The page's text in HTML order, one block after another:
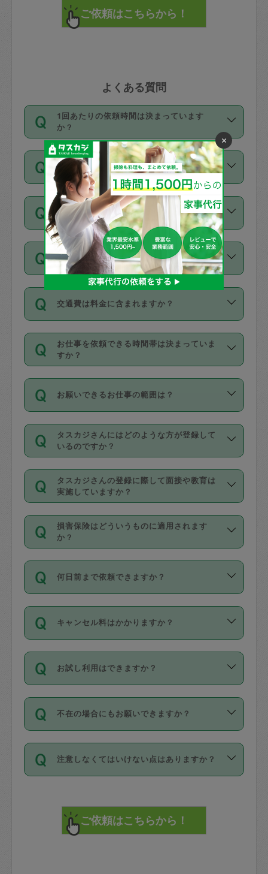
よくある質問
1回あたりの依頼時間は決まっています
か？
依頼1回につき3時間固定です。3時間を
超えて依頼したい場合は、延長機能をご
利用ください。機能をご利用いただくに
は、タスカジさんに事前に相談し、合意
の上事前申請することが必要です。な
お、3時間を下回っても、値引き等はござ
いません。
価格はどうやって決まっていますか？
11種類の価格帯の中からタスカジさん自
身が価格を選んで設定しています。
タスカジさんの価格設定には最初は制限
があり、レビュー件数、レビューの平均
値、などで除々に設定可能な最高額が上
がっていく仕組みになっています。
支払い方法を教えてください
お支払方法はクレジットカード（Visa／
Master／JCB／AMERICAN EXPRESS／
Diners Club）のみとなります。
カード情報のご登録は、依頼リクエスト
を行う際にご入力ください。プロフィー
ル登録時にはご入力いただかなくても大
丈夫です。
デビットカード・プリペイドカード（Vプ
リカ、au WALLETなど）は支払にはご利
銀行振込や現金払いも対応していませ
なお、タスカジさんの交通費も、依頼料
金のご請求と合わせてお支払いとなりま
動計算で表示されます。
同じタスカジさんに定期的にお願いする場
合はお得になる？
依頼には「スポット」と「定期（毎週｜
隔週）」があり、「定期」の依頼は「ス
ポット」よりお得な料金でご利用できま
す。
定期の最低利用回数は設けていない代わ
りに、一定数を超えたキャンセルは有償
（例：毎週定期の場合は３回以上のキャ
ンセルが有償（1200円、隔週定期の場合
は２回以上のキャンセルが有償（1200
交通費は料金に含まれますか？
交通費は依頼料金とは別途発生し、依頼
料金のご請求と合わせてお支払いとなり
ます。交通費の金額は「依頼の詳細」に
お仕事を依頼できる時間帯は決まっていま
すか？
時間帯は3種類あります。いずれも１回あ
たり３時間です。
・ＡＭ ９時～１２時
・ＰＭ １３時～１６時
・夜 １８時～２１時
開始時間を２時間前後変更することが可
能です。依頼送信後、個別にタスカジさ
んにメッセージを送り調整してくださ
い。ただし、２時間を越えての調整はで
時間も被らない場合、損害保険の対象外
お願いできるお仕事の範囲は？
掃除、整理収納、洗濯、買い物、料理、
作り置きです。タスカジさんによってで
きる仕事の範囲が異なりますので、依頼
する前にタスカジさんのプロフィールで
確認してください。
基本的に、高所での作業や危険作業、屋
外での作業は対象外です。
タスカジさんにはどのような方が登録して
いるのですか？
主婦として長年の家事経験をお持ちの
方、栄養士・調理師といった資格者で保
育園や学校の給食やレストランで料理関
係の専門職に従事されていた方、日本で
すでにハウスキーパーや英語の先生とし
てお仕事をしているフィリピン出身の
社員など様々なバックグラウンドの方が
登録しています。
日本語も話せる方など様々です。
ールに記載していますので、各自の得意
を依頼してください。
タスカジさんの登録に際して面接や教育は
実施していますか？
応募の際に、各自事務局との面接と説明
を行っています。その後、身分証明書の
写真提出をしていただいています。外国
確認しています。タスカジさんトレーニ
ング動画を使ったセルフトレーニングの
現場トライアルを受け、合格したタスカ
ジさんが活動されています。
※テストセンターの講評は１件目のレビュ
参考
【詳細】タスカジさんの登録に際
損害保険はどういうものに適用されます
か？
依頼者とタスカジさんとの間でタスカジ
を通して成立した作業時間内での作業に
適用されます。作業範囲は、掃除、洗
です。作業中に物を壊したり、人にけが
をさせたりした場合が対象で、補償金額
す。
写真を撮り、
詳細FAQ：
損害賠償保険について教えて
何日前まで依頼できますか？
ご依頼は、現在を起点に3日後（72時間
以降）の日時から受付可能となっていま
す。
タスカジさんへ「募集」をかけることが
可能です。
キャンセル料はかかりますか？
キャンセル料には、以下の2種類がありま
す。
1. 直前キャンセル（定期、スポット契約
共通）
72時間を超える※と、以下のキャンセル
料が発生します。
直前キャンセル料：
72時間前〜24時間前＝依頼料金の50%
お試し利用はできますか？
「お試し利用」というメニューはありま
せんが、「一回のみ」依頼を活用するこ
とによって、気に入ったタスカジさんを
まず、条件の合う気になるタスカジさ
みてください。
その後、一番気に入ったタスカジさんに
不在の場合にもお願いできますか？
不在の場合の作業はタスカジさんの同意
が必要です。数回の依頼ののち、タスカ
ジさんと依頼者の間で十分な信頼関係が
てください。
不在時に部屋に入るためにタスカジさん
注意しなくてはいけない点はありますか？
で、必ず鍵のかかるロッカーや金庫に入
れて依頼者の責任の元管理するよう心掛
けてください。
×